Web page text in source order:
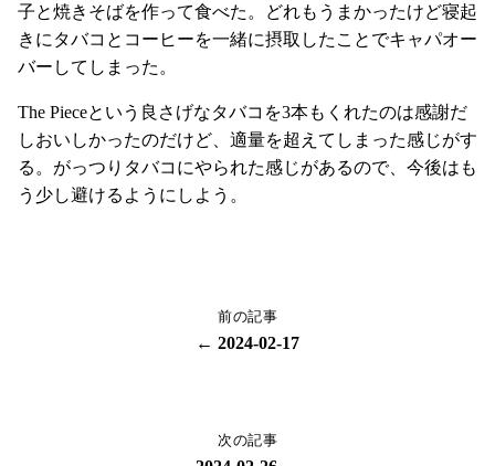
子と焼きそばを作って食べた。どれもうまかったけど寝起
きにタバコとコーヒーを一緒に摂取したことでキャパオー
バーしてしまった。
The Pieceという良さげなタバコを3本もくれたのは感謝だ
しおいしかったのだけど、適量を超えてしまった感じがす
る。がっつりタバコにやられた感じがあるので、今後はも
う少し避けるようにしよう。
前の記事
← 2024-02-17
次の記事